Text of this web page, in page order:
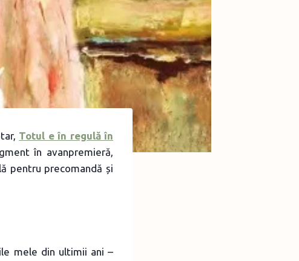
Totul e în regulă în
în avanpremieră,
pentru precomandă și
mele din ultimii ani –